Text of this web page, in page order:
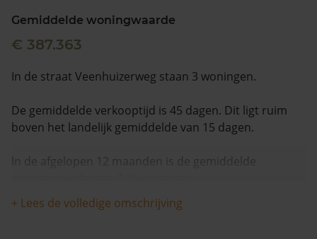
Gemiddelde woningwaarde
€ 387.363
In de straat Veenhuizerweg staan 3 woningen.
De gemiddelde verkooptijd is 45 dagen. Dit ligt ruim
boven het landelijk gemiddelde van 15 dagen.
In de afgelopen 12 maanden is de gemiddelde
+ Lees de volledige omschrijving